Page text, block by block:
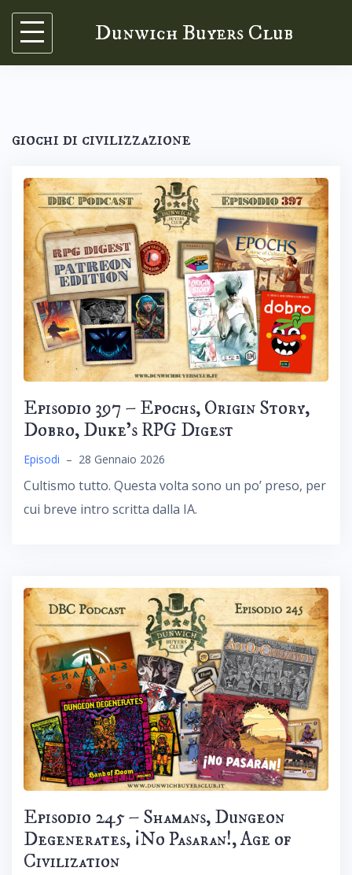
Skip
content
Dunwich Buyers Club
giochi di civilizzazione
Episodio 397 – Epochs, Origin Story,
Dobro, Duke’s RPG Digest
Episodi – 28 Gennaio 2026
Cultismo tutto. Questa volta sono un po’ preso, per
cui breve intro scritta dalla IA.
Episodio 245 – Shamans, Dungeon
Degenerates, ¡No Pasaran!, Age of
Civilization